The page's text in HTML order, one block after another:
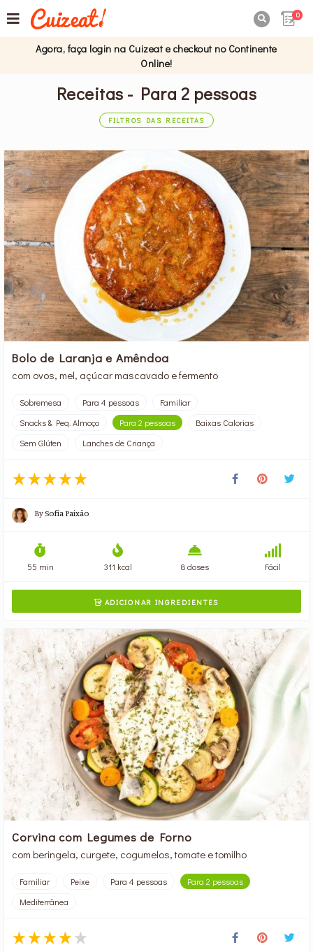
0
Agora, faça login na Cuizeat e checkout no Continente
Online!
Receitas - Para 2 pessoas
FILTROS DAS RECEITAS
Bolo de Laranja e Amêndoa
com ovos, mel, açúcar mascavado e fermento
Sobremesa Para 4 pessoas
Familiar
Snacks & Peq. Almoço
Para 2 pessoas
Baixas Calorias
Sem Glúten
Lanches de Criança
BySofia Paixão
55 min 311 kcal 8 doses Fácil
ADICIONAR INGREDIENTES
Corvina com Legumes de Forno
com beringela, curgete, cogumelos, tomate e tomilho
Familiar Peixe Para 4 pessoas
Para 2 pessoas
Mediterrânea